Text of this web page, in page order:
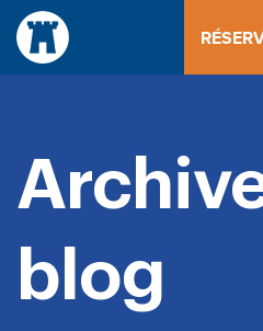
Skip
content
blog